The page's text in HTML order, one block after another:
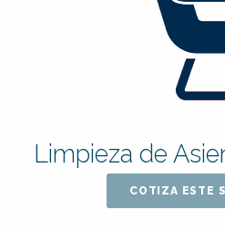
Limpieza de
COTIZA ESTE